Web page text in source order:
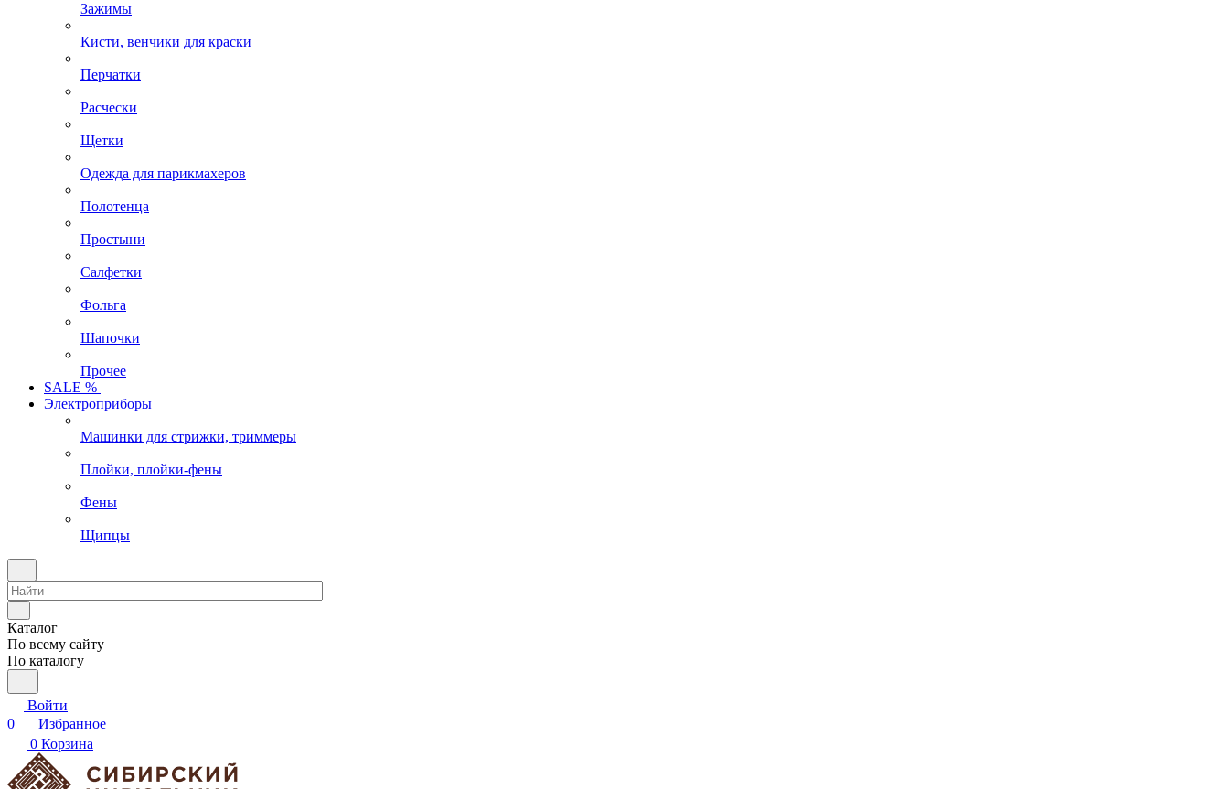
Зажимы
Кисти, венчики для краски
Перчатки
Расчески
Щетки
Одежда для парикмахеров
Полотенца
Простыни
Салфетки
Фольга
Шапочки
Прочее
SALE %
Электроприборы
Машинки для стрижки, триммеры
Плойки, плойки-фены
Фены
Щипцы
Каталог
По всему сайту
По каталогу
Войти
0
Избранное
0 Корзина